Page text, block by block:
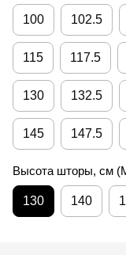
100 102.5
115 117.5
130 132.5
145 147.5
Высота шторы, см
130 140